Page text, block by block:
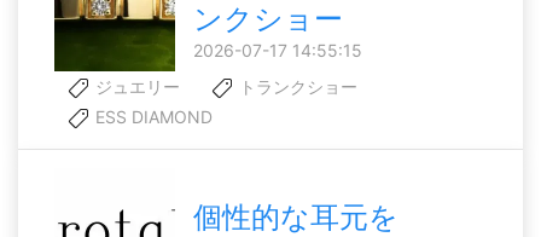
ンクショー
2026-07-17 14:55:15
ジュエリー
トランクショー
ESS DIAMOND
個性的な耳元を